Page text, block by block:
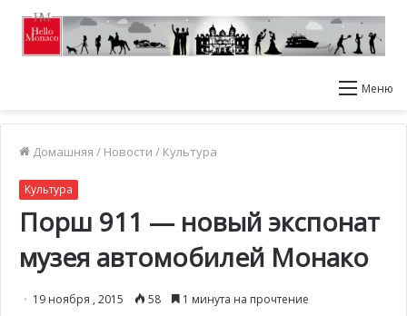
Меню
Домашняя / Новости / Культура
Культура
Порш 911 — новый экспонат
музея автомобилей Монако
19 ноября , 2015 58 1 минута на прочтение